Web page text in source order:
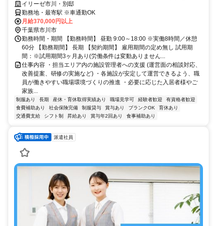
するポジション
イリーゼ市川・別邸
勤務地・最寄駅 ※車通勤OK
月給370,000円以上
千葉県市川市
勤務時間・期間 【勤務時間】 昼勤 9:00～18:00 ※実働8時間／休憩
60分 【勤務期間】 長期 【契約期間】 雇用期間の定め無し 試用期
間：※試用期間3ヶ月あり(労働条件は変動ありません...
仕事内容 ・担当エリア内の施設管理者への支援 (運営面の相談対応、
改善提案、研修の実施など) ・各施設が安定して運営できるよう、職
員が働きやすい職場環境づくりの推進 ・必要に応じた入居者様やご
家族...
制服あり 長期 産休・育休取得実績あり 職場見学可 経験者歓迎
有資格者歓迎
食費補助あり
社会保険完備 制服貸与 賞与あり ブランクOK
育休あり
交通費支給
シフト制 昇給あり 賞与年2回あり 食事補助あり
派遣社員